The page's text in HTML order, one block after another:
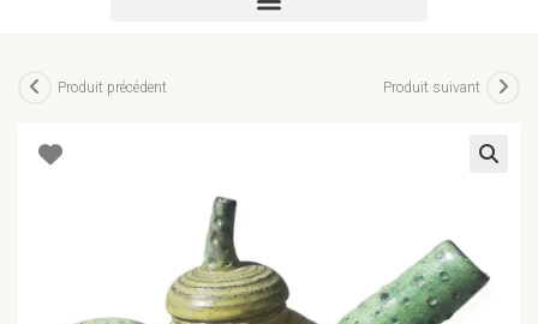
Produit précédent Produit suivant